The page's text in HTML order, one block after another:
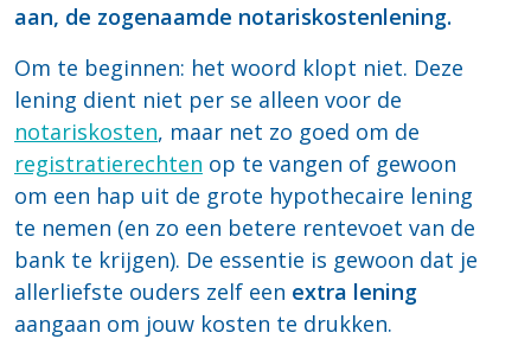
aan, de zogenaamde notariskostenlening.
Om te beginnen: het woord klopt niet. Deze
lening dient niet per se alleen voor de
notariskosten, maar net zo goed om de
registratierechten op te vangen of gewoon
om een hap uit de grote hypothecaire lening
te nemen (en zo een betere rentevoet van de
bank te krijgen). De essentie is gewoon dat je
allerliefste ouders zelf een extra lening
aangaan om jouw kosten te drukken.